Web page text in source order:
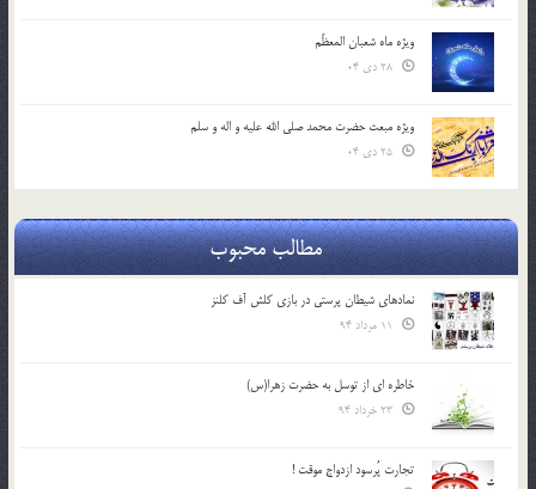
ویژه ماه شعبان المعظّم
ویژه مبعث حضرت محمد صلی الله علیه و اله و سلم
مطالب محبوب
نمادهای شیطان پرستی در بازی کلش آف کلنز
خاطره ای از توسل به حضرت زهرا(س)
تجارت پُرسود ازدواج موقت !